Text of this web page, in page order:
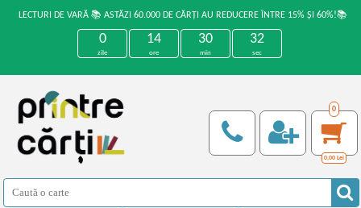
LECTURI DE VARĂ 📚 ASTĂZI 60.000 DE CĂRȚI AU REDUCERE ÎNTRE 15% ȘI 60%!📚
0
zile
14
ore
30
min
32
sec
0
0,00 Lei